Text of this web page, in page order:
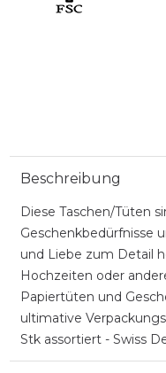
Beschreibung
Diese Taschen/Tüten
Geschenkbedürfnisse
und Liebe zum Detail
Hochzeiten oder
Papiertüten und
ultimative
Stk assortiert - Swiss